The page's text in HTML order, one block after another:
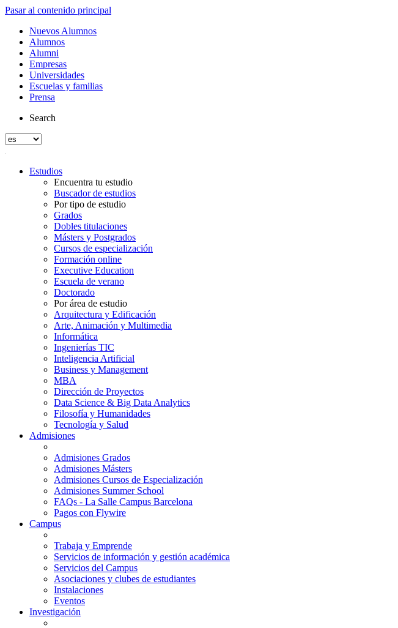
Pasar al contenido principal
Nuevos Alumnos
Alumnos
Alumni
Empresas
Universidades
Escuelas y familias
Prensa
Search
Estudios
Encuentra tu estudio
Buscador de estudios
Por tipo de estudio
Grados
Dobles titulaciones
Másters y Postgrados
Cursos de especialización
Formación online
Executive Education
Escuela de verano
Doctorado
Por área de estudio
Arquitectura y Edificación
Arte, Animación y Multimedia
Informática
Ingenierías TIC
Inteligencia Artificial
Business y Management
MBA
Dirección de Proyectos
Data Science & Big Data Analytics
Filosofía y Humanidades
Tecnología y Salud
Admisiones
Admisiones Grados
Admisiones Másters
Admisiones Cursos de Especialización
Admisiones Summer School
FAQs - La Salle Campus Barcelona
Pagos con Flywire
Campus
Trabaja y Emprende
Servicios de información y gestión académica
Servicios del Campus
Asociaciones y clubes de estudiantes
Instalaciones
Eventos
Investigación